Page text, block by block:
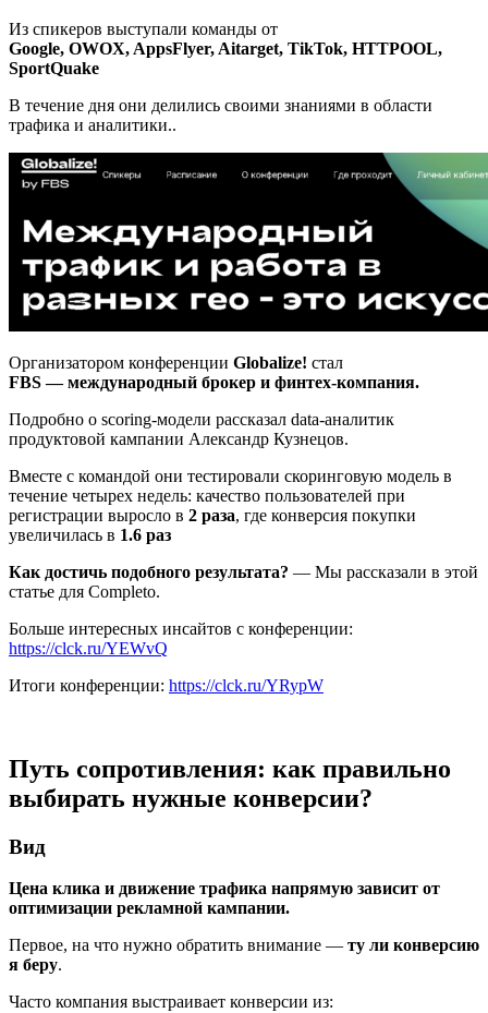
Из спикеров выступали команды от
Google, OWOX, AppsFlyer, Aitarget, TikTok, HTTPOOL,
SportQuake
В течение дня они делились своими знаниями в области
трафика и аналитики..
Организатором конференции Globalize! стал
FBS — международный брокер и финтех-компания.
Подробно о scoring-модели рассказал data-аналитик
продуктовой кампании Александр Кузнецов.
Вместе с командой они тестировали скоринговую модель в
течение четырех недель: качество пользователей при
регистрации выросло в 2 раза, где конверсия покупки
увеличилась в 1.6 раз
Как достичь подобного результата? — Мы рассказали в этой
статье для Completo.
Больше интересных инсайтов с конференции:
https://clck.ru/YEWvQ
Итоги конференции: https://clck.ru/YRypW
Путь сопротивления: как правильно
выбирать нужные конверсии?
Вид
Цена клика и движение трафика напрямую зависит от
оптимизации рекламной кампании.
Первое, на что нужно обратить внимание — ту ли конверсию
я беру.
Часто компания выстраивает конверсии из: